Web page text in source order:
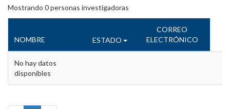
Mostrando 0personas investigadoras
NOMBRE ESTADO
CORREO
ELECTRÓNICO
No hay datos
disponibles